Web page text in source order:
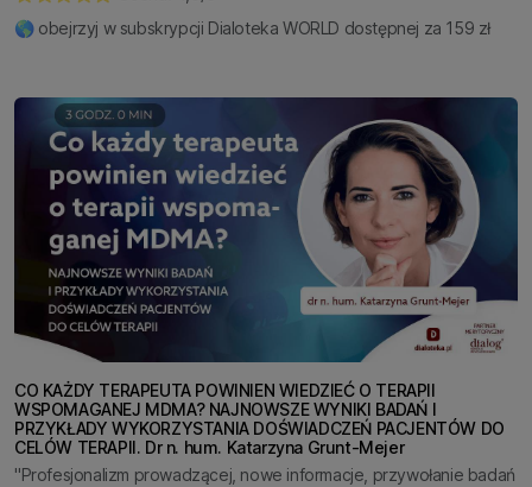
🌎 obejrzyj w subskrypcji Dialoteka WORLD dostępnej za 159 zł
CO KAŻDY TERAPEUTA POWINIEN WIEDZIEĆ O TERAPII
WSPOMAGANEJ MDMA? NAJNOWSZE WYNIKI BADAŃ I
PRZYKŁADY WYKORZYSTANIA DOŚWIADCZEŃ PACJENTÓW DO
CELÓW TERAPII. Dr n. hum. Katarzyna Grunt-Mejer
"Profesjonalizm prowadzącej, nowe informacje, przywołanie badań